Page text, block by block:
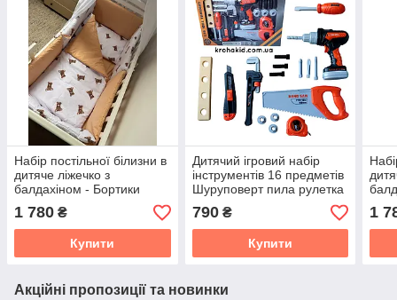
Набір постільної білизни в
дитяче ліжечко з
балдахіном - Бортики
дитини
1 780 ₴
Купити
Дитячий ігровий набір
інструментів 16 предметів
Шуруповерт пила рулетка
болти
790₴
Купити
1
Акційні пропозиції та новинки